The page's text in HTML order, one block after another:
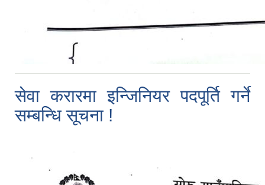
सेवा करारमा इन्जिनियर पदपूर्ति गर्ने
सम्बन्धि सूचना !